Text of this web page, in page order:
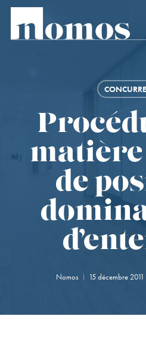
Skip
main
matière
de
Nomos 15 décembre 2011